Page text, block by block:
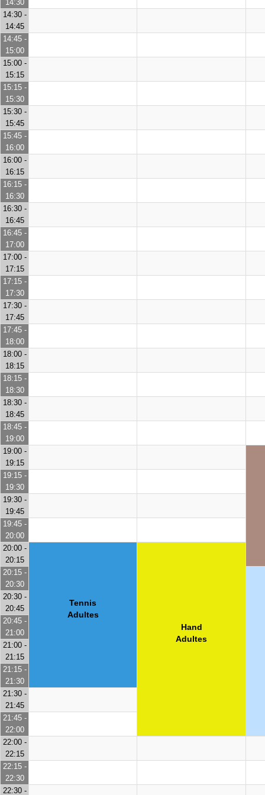
14:30
14:30 -
14:45
14:45 -
15:00
15:00 -
15:15
15:15 -
15:30
15:30 -
15:45
15:45 -
16:00
16:00 -
16:15
16:15 -
16:30
16:30 -
16:45
16:45 -
17:00
17:00 -
17:15
17:15 -
17:30
17:30 -
17:45
17:45 -
18:00
18:00 -
18:15
18:15 -
18:30
18:30 -
18:45
18:45 -
19:00
19:00 -
19:15
19:15 -
19:30
19:30 -
19:45
19:45 -
20:00
20:00 -
20:15
Tennis
Adultes
Hand
Adultes
20:15 -
20:30
20:30 -
20:45
20:45 -
21:00
21:00 -
21:15
21:15 -
21:30
21:30 -
21:45
21:45 -
22:00
22:00 -
22:15
22:15 -
22:30
22:30 -